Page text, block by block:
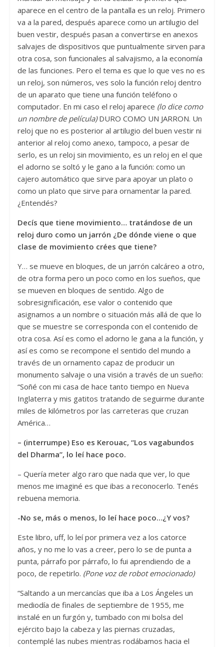
aparece en el centro de la pantalla es un reloj. Primero
va a la pared, después aparece como un artilugio del
buen vestir, después pasan a convertirse en anexos
salvajes de dispositivos que puntualmente sirven para
otra cosa, son funcionales al salvajismo, a la economía
de las funciones. Pero el tema es que lo que ves no es
un reloj, son números, ves solo la función reloj dentro
de un aparato que tiene una función teléfono o
computador. En mi caso el reloj aparece (lo dice como
un nombre de película)DURO COMO UN JARRON. Un
reloj que no es posterior al artilugio del buen vestir ni
anterior al reloj como anexo, tampoco, a pesar de
serlo, es un reloj sin movimiento, es un reloj en el que
el adorno se soltó y le gano a la función: como un
cajero automático que sirve para apoyar un plato o
como un plato que sirve para ornamentar la pared.
¿Entendés?
Decís que tiene movimiento… tratándose de un
reloj duro como un jarrón ¿De dónde viene o que
clase de movimiento crées que tiene?
Y… se mueve en bloques, de un jarrón calcáreo a otro,
de otra forma pero un poco como en los sueños, que
se mueven en bloques de sentido. Algo de
sobresignificación, ese valor o contenido que
asignamos a un nombre o situación más allá de que lo
que se muestre se corresponda con el contenido de
otra cosa. Así es como el adorno le gana a la función, y
así es como se recompone el sentido del mundo a
través de un ornamento capaz de producir un
monumento salvaje o una visión a través de un sueño:
“Soñé con mi casa de hace tanto tiempo en Nueva
Inglaterra y mis gatitos tratando de seguirme durante
miles de kilómetros por las carreteras que cruzan
América…
– (interrumpe) Eso es Kerouac, “Los vagabundos
del Dharma”, lo leí hace poco.
– Quería meter algo raro que nada que ver, lo que
menos me imaginé es que ibas a reconocerlo. Tenés
rebuena memoria.
-No se, más o menos, lo leí hace poco…¿Y vos?
Este libro, uff, lo leí por primera vez a los catorce
años, y no me lo vas a creer, pero lo se de punta a
punta, párrafo por párrafo, lo fui aprendiendo de a
poco, de repetirlo. (Pone voz de robot emocionado)
“Saltando a un mercancías que iba a Los Ángeles un
mediodía de finales de septiembre de 1955, me
instalé en un furgón y, tumbado con mi bolsa del
ejército bajo la cabeza y las piernas cruzadas,
contemplé las nubes mientras rodábamos hacia el